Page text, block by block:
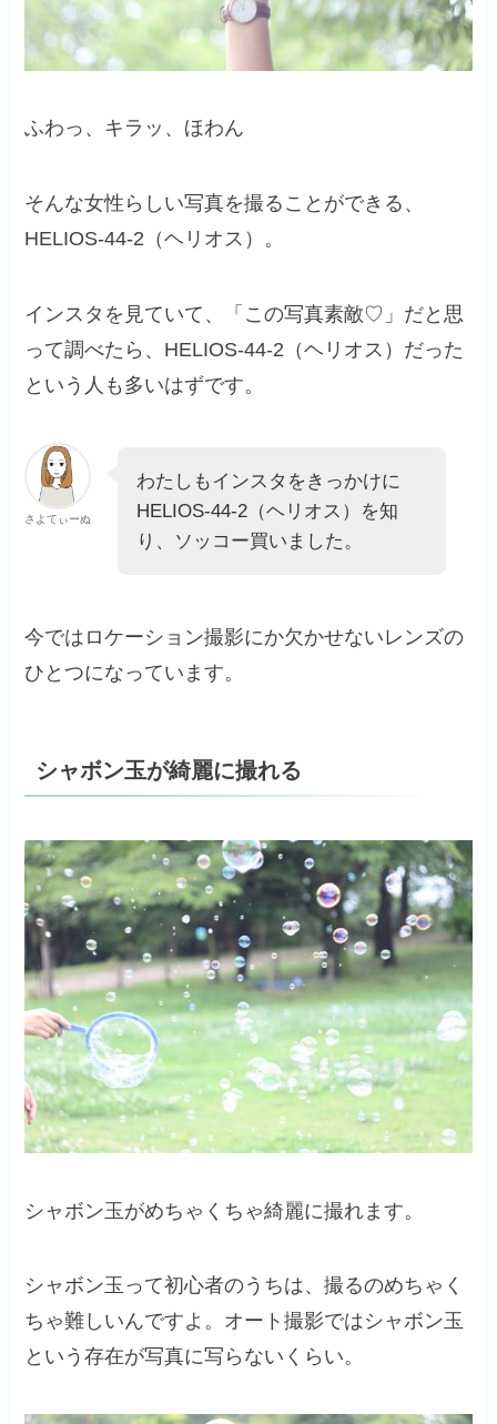
ふわっ、キラッ、ほわん
そんな女性らしい写真を撮ることができる、
HELIOS-44-2（ヘリオス）。
インスタを見ていて、「この写真素敵♡」だと思
って調べたら、HELIOS-44-2（ヘリオス）だった
という人も多いはずです。
さよてぃーぬ
わたしもインスタをきっかけに
HELIOS-44-2（ヘリオス）を知
り、ソッコー買いました。
今ではロケーション撮影にか欠かせないレンズの
ひとつになっています。
シャボン玉が綺麗に撮れる
シャボン玉がめちゃくちゃ綺麗に撮れます。
シャボン玉って初心者のうちは、撮るのめちゃく
ちゃ難しいんですよ。オート撮影ではシャボン玉
という存在が写真に写らないくらい。